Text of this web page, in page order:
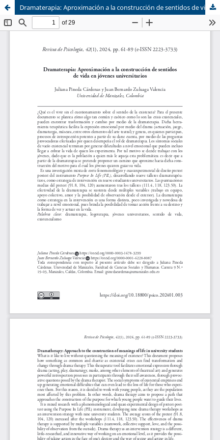
Dramaterapia: Aproximación a la construcción de sentidos de vida en jóvenes universitarios